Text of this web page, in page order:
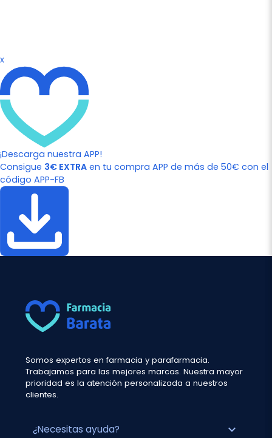
x
¡Descarga nuestra APP!
Consigue 3€ EXTRA en tu compra APP de más de 50€ con el
código APP-FB
Somos expertos en farmacia y parafarmacia.
Trabajamos para las mejores marcas. Nuestra mayor
prioridad es la atención personalizada a nuestros
clientes.
¿Necesitas ayuda? expand_more